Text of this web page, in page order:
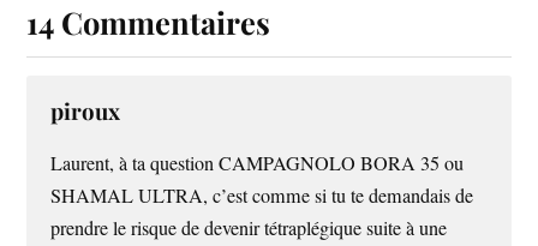
14 Commentaires
piroux
Laurent, à ta question CAMPAGNOLO BORA 35 ou
SHAMAL ULTRA, c’est comme si tu te demandais de
prendre le risque de devenir tétraplégique suite à une